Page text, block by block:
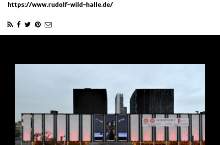
https://www.rudolf-wild-halle.de/